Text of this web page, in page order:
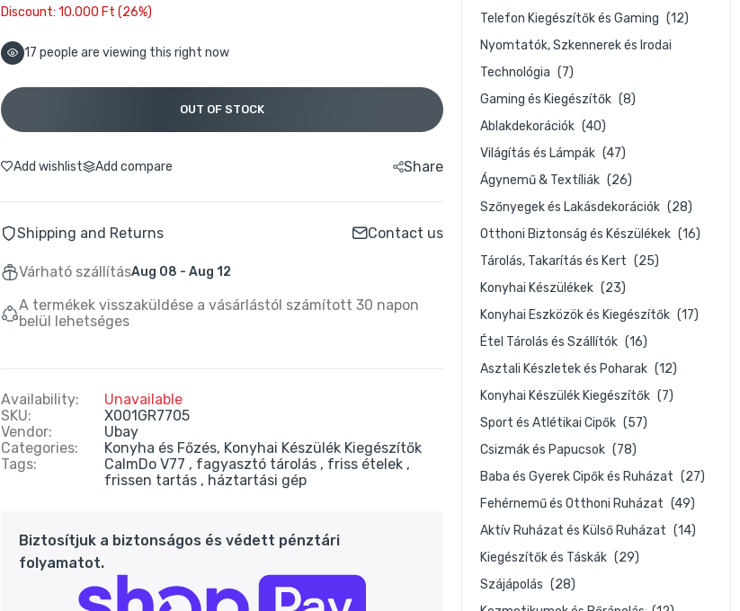
Telefon Kiegészítők és Gaming (12)
Nyomtatók, Szkennerek és Irodai
Technológia (7)
Gaming és Kiegészítők (8)
Ablakdekorációk (40)
Világítás és Lámpák (47)
Ágynemű & Textíliák (26)
Szőnyegek és Lakásdekorációk (28)
Otthoni Biztonság és Készülékek (16)
Tárolás, Takarítás és Kert (25)
Konyhai Készülékek (23)
Konyhai Eszközök és Kiegészítők (17)
Étel Tárolás és Szállítók (16)
Asztali Készletek és Poharak (12)
Konyhai Készülék Kiegészítők (7)
Sport és Atlétikai Cipők (57)
Csizmák és Papucsok (78)
Baba és Gyerek Cipők és Ruházat (27)
Fehérnemű és Otthoni Ruházat (49)
Aktív Ruházat és Külső Ruházat (14)
Kiegészítők és Táskák (29)
Szájápolás (28)
Discount: 10.000 Ft (26%)
20people are viewing this right now
OUT OF STOCK
Add wishlist Add compare Share
Shipping and Returns Contact us
Várható szállításAug 08 - Aug 12
A termékek visszaküldése a vásárlástól számított 30 napon
belül lehetséges
Availability:
Unavailable
SKU:
X001GR7705
Vendor:
Ubay
Categories:
Konyha és Főzés, Konyhai Készülék Kiegészítők
Tags:
CalmDo V77 fagyasztó tárolás
friss ételek
frissen tartás
háztartási gép
Biztosítjuk a biztonságos és védett pénztári
folyamatot.